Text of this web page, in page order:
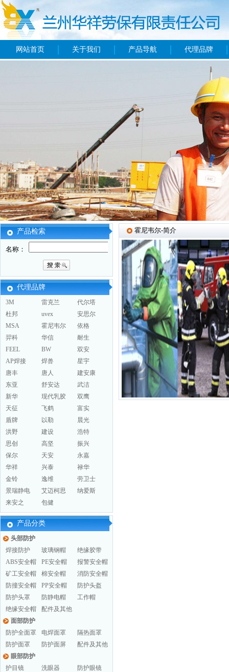
网站首页 关于我们 产品导航 代理品牌
产品检索
名称：
代理品牌
3M 雷克兰
代尔塔
杜邦
uvex
安思尔
MSA
霍尼韦尔
依格
羿科
华信
耐生
FEEL
BW
双安
AP焊接
焊兽
星宇
唐丰
唐人
建安康
东亚
舒安达
武洁
新华
现代乳胶
双鹰
天征
飞鹤
富实
盾牌
以勒
晨光
洪野
建设
浩特
思创
高坚
振兴
保尔
天安
永嘉
华祥
兴泰
禄华
金铃
逸维
劳卫士
景瑞静电
艾迈柯思
纳爱斯
来安之
包健
产品分类
头部防护
焊接防护
玻璃钢帽
绝缘胶带
ABS安全帽
PE安全帽
报警安全帽
矿工安全帽
棉安全帽
消防安全帽
防撞安全帽
PP安全帽
防护头盔
防护头罩
防静电帽
工作帽
绝缘安全帽
配件及其他
面部防护
防护全面罩
电焊面罩
隔热面罩
防护面罩
防护面屏
配件及其他
眼部防护
护目镜
洗眼器
防护眼镜
霍尼韦尔-简介